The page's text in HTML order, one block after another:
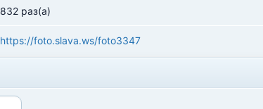
832 раз(а)
https://foto.slava.ws/foto3347